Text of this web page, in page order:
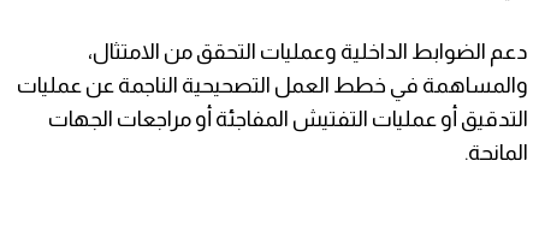
دعم الضوابط الداخلية وعمليات التحقق من الامتثال،
والمساهمة في خطط العمل التصحيحية الناجمة عن عمليات
التدقيق أو عمليات التفتيش المفاجئة أو مراجعات الجهات
المانحة.